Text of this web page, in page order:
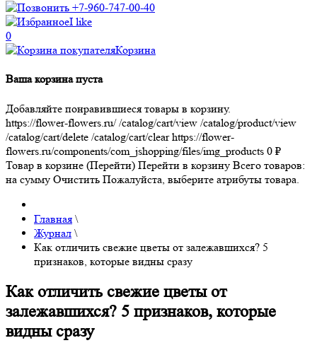
+7-960-747-00-40
I like
0
Корзина
Ваша корзина пуста
Добавляйте понравившиеся товары в корзину.
https://flower-flowers.ru/ /catalog/cart/view /catalog/product/view
/catalog/cart/delete /catalog/cart/clear https://flower-
flowers.ru/components/com_jshopping/files/img_products 0 ₽
Товар в корзине (Перейти) Перейти в корзину Всего товаров:
на сумму Очистить Пожалуйста, выберите атрибуты товара.
Главная \
Журнал \
Как отличить свежие цветы от залежавшихся? 5
признаков, которые видны сразу
Как отличить свежие цветы от
залежавшихся? 5 признаков, которые
видны сразу